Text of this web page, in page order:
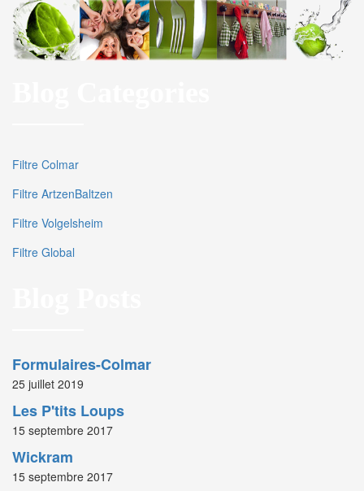
Filtre Colmar
Filtre ArtzenBaltzen
Filtre Volgelsheim
Filtre Global
Formulaires-Colmar
25 juillet 2019
Les P'tits Loups
15 septembre 2017
Wickram
15 septembre 2017